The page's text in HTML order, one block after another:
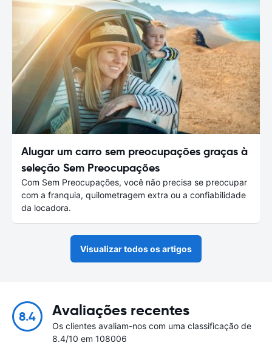
Alugar um carro sem preocupações graças à
seleção Sem Preocupações
Com Sem Preocupações, você não precisa se preocupar
com a franquia, quilometragem extra ou a confiabilidade
da locadora.
Visualizar todos os artigos
8.4 Avaliações recentes
Os clientes avaliam-nos com uma classificação de
8.4/10 em 108006